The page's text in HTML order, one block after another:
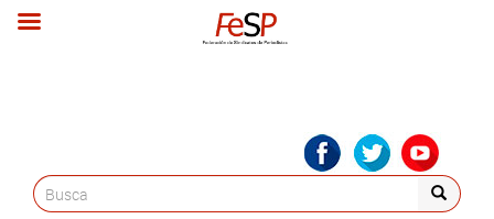
Search
for: